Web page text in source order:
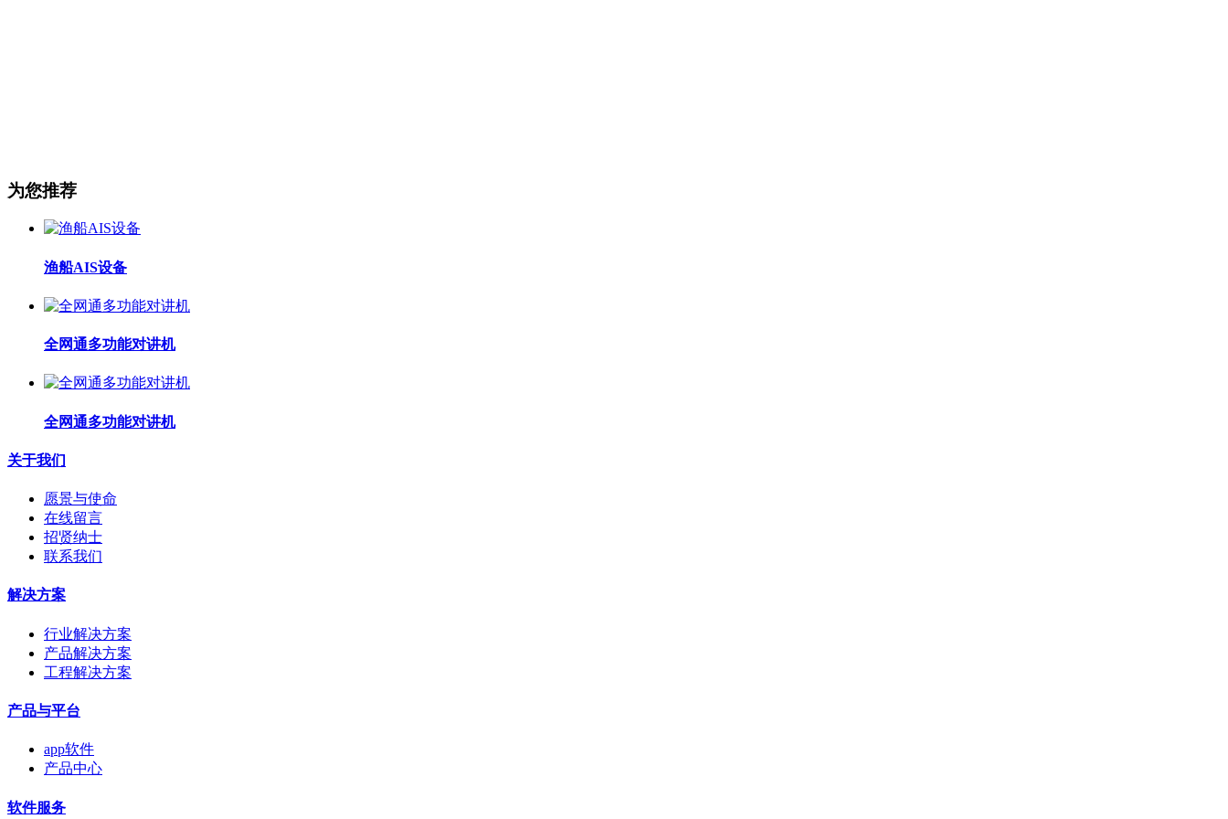
为您推荐
渔船AIS设备
全网通多功能对讲机
全网通多功能对讲机
关于我们
愿景与使命
在线留言
招贤纳士
联系我们
解决方案
行业解决方案
产品解决方案
工程解决方案
产品与平台
app软件
产品中心
软件服务